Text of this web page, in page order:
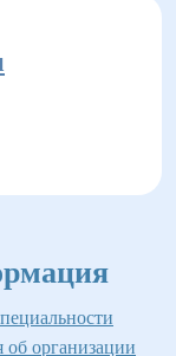
об организации